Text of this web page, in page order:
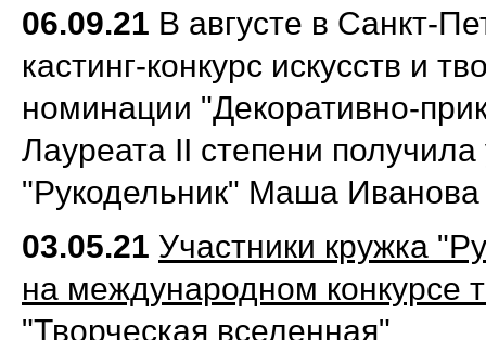
06.09.21 В августе в Санкт-
кастинг-конкурс искусств и
номинации "Декоративно-
Лауреата II степени
"Рукодельник" Маша Иванова
03.05.21 Участники кружка
на международном конкурсе
"Творческая вселенная"